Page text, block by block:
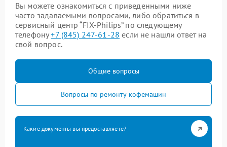
Вы можете ознакомиться с приведенными ниже
часто задаваемыми вопросами, либо обратиться в
сервисный центр “FIX-Philips” по следующему
телефону+7 (845) 247-61-28 если не нашли ответ на
свой вопрос.
Общие вопросы
Вопросы по ремонту кофемашин
Какие документы вы предоставляете?